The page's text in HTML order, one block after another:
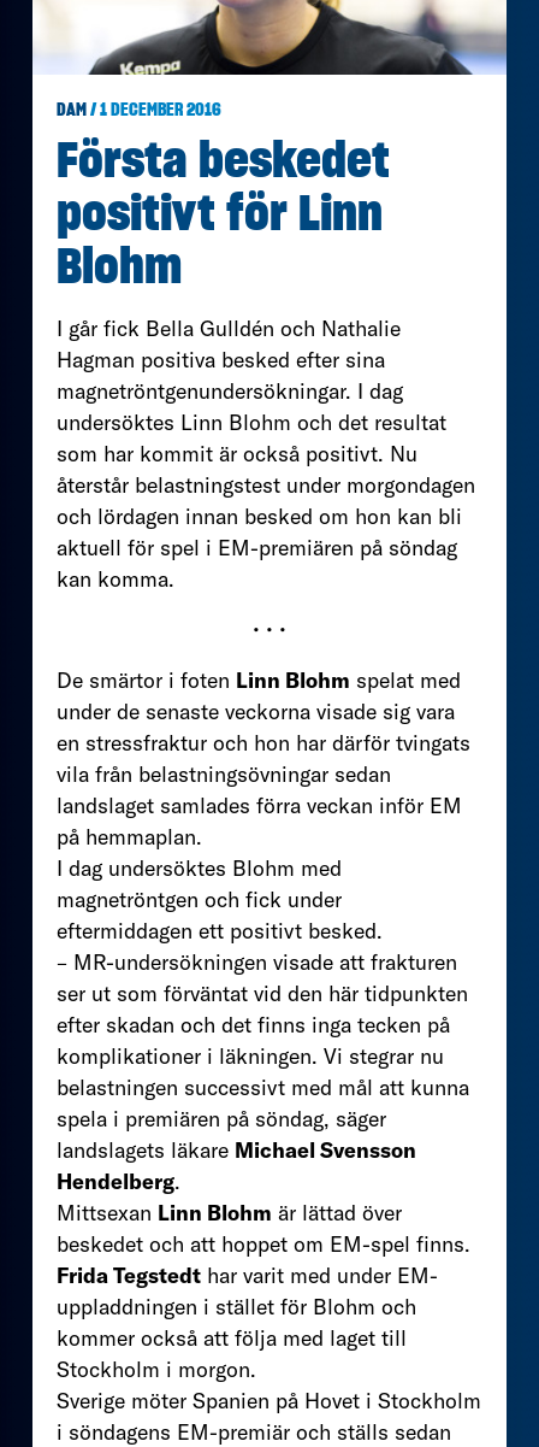
DAM / 1 DECEMBER 2016
Första beskedet
positivt för Linn
Blohm
I går fick Bella Gulldén och Nathalie
Hagman positiva besked efter sina
magnetröntgenundersökningar. I dag
undersöktes Linn Blohm och det resultat
som har kommit är också positivt. Nu
återstår belastningstest under morgondagen
och lördagen innan besked om hon kan bli
aktuell för spel i EM-premiären på söndag
kan komma.
• • •
De smärtor i foten Linn Blohm spelat med
under de senaste veckorna visade sig vara
en stressfraktur och hon har därför tvingats
vila från belastningsövningar sedan
landslaget samlades förra veckan inför EM
på hemmaplan.
I dag undersöktes Blohm med
magnetröntgen och fick under
eftermiddagen ett positivt besked.
– MR-undersökningen visade att frakturen
ser ut som förväntat vid den här tidpunkten
efter skadan och det finns inga tecken på
komplikationer i läkningen. Vi stegrar nu
belastningen successivt med mål att kunna
spela i premiären på söndag, säger
landslagets läkare Michael Svensson
Hendelberg.
Mittsexan Linn Blohm är lättad över
beskedet och att hoppet om EM-spel finns.
Frida Tegstedt har varit med under EM-
uppladdningen i stället för Blohm och
kommer också att följa med laget till
Stockholm i morgon.
Sverige möter Spanien på Hovet i Stockholm
i söndagens EM-premiär och ställs sedan